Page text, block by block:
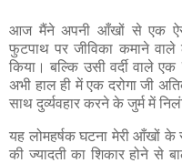
आज मैंने अपनी आँखों से एक ऐसे
फुटपाथ पर जीविका कमाने वाले
किया। बल्कि उसी वर्दी वाले
अभी हाल ही में एक दरोगा जी
साथ दुर्व्यवहार करने के जुर्म में
यह लोमहर्षक घटना मेरी आँखों
की ज्यादती का शिकार होने से